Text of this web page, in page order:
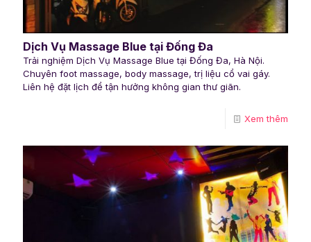
Dịch Vụ Massage Blue tại Đống Đa
Trải nghiệm Dịch Vụ Massage Blue tại Đống Đa, Hà Nội.
Chuyên foot massage, body massage, trị liệu cổ vai gáy.
Liên hệ đặt lịch để tận hưởng không gian thư giãn.
Xem thêm